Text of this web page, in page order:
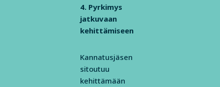
4. Pyrkimys
jatkuvaan
kehittämiseen
Kannatusjäsen
sitoutuu
kehittämään